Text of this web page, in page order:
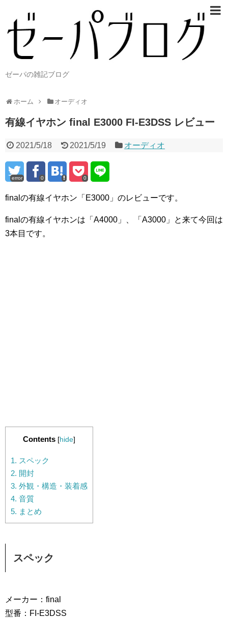
ゼーパの雑記ブログ
ホーム オーディオ
有線イヤホン final E3000 FI-E3DSS レビュー
2021/5/18 2021/5/19 オーディオ
error 0 0
finalの有線イヤホン「E3000」のレビューです。
finalの有線イヤホンは「A4000」、「A3000」と来て今回は
3本目です。
Contents [hide]
1. スペック
2. 開封
3. 外観・構造・装着感
4. 音質
5. まとめ
スペック
メーカー：final
型番：FI-E3DSS